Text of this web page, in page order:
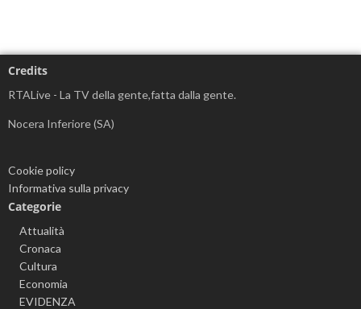
Credits
RTALive - La TV della gente,fatta dalla gente.
Nocera Inferiore (SA)
Cookie policy
Informativa sulla privacy
Categorie
Attualità
Cronaca
Cultura
Economia
EVIDENZA